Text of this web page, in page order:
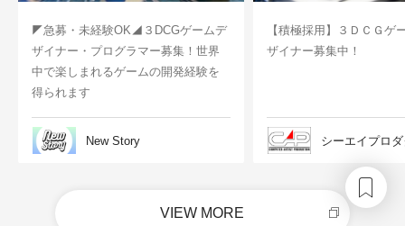
◤急募・未経験OK◢３DCGゲームデ
ザイナー・プログラマー募集！世界
中で楽しまれるゲームの開発経験を
得られます
New Story
【積極採用】３ＤＣＧゲ
ザイナー募集中！
シーエイプロ
VIEW MORE